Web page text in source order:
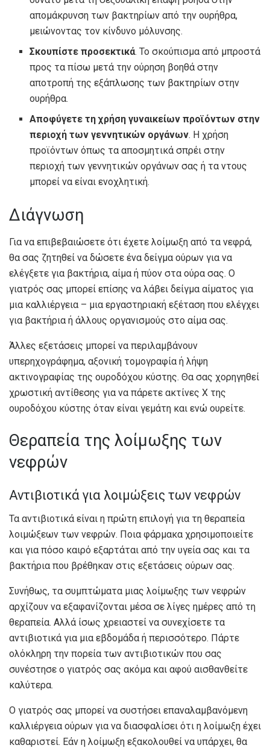
απομάκρυνση των βακτηρίων από την ουρήθρα,
μειώνοντας τον κίνδυνο μόλυνσης.
Σκουπίστε προσεκτικά. Το σκούπισμα από μπροστά
προς τα πίσω μετά την ούρηση βοηθά στην
αποτροπή της εξάπλωσης των βακτηρίων στην
ουρήθρα.
Αποφύγετε τη χρήση γυναικείων προϊόντων στην
περιοχή των γεννητικών οργάνων. Η χρήση
προϊόντων όπως τα αποσμητικά σπρέι στην
περιοχή των γεννητικών οργάνων σας ή τα ντους
μπορεί να είναι ενοχλητική.
Διάγνωση
Για να επιβεβαιώσετε ότι έχετε λοίμωξη από τα νεφρά,
θα σας ζητηθεί να δώσετε ένα δείγμα ούρων για να
ελέγξετε για βακτήρια, αίμα ή πύον στα ούρα σας. Ο
γιατρός σας μπορεί επίσης να λάβει δείγμα αίματος για
μια καλλιέργεια – μια εργαστηριακή εξέταση που ελέγχει
για βακτήρια ή άλλους οργανισμούς στο αίμα σας.
Άλλες εξετάσεις μπορεί να περιλαμβάνουν
υπερηχογράφημα, αξονική τομογραφία ή λήψη
ακτινογραφίας της ουροδόχου κύστης. Θα σας χορηγηθεί
χρωστική αντίθεσης για να πάρετε ακτίνες Χ της
ουροδόχου κύστης όταν είναι γεμάτη και ενώ ουρείτε.
Θεραπεία της λοίμωξης των
νεφρών
Αντιβιοτικά για λοιμώξεις των νεφρών
Τα αντιβιοτικά είναι η πρώτη επιλογή για τη θεραπεία
λοιμώξεων των νεφρών. Ποια φάρμακα χρησιμοποιείτε
και για πόσο καιρό εξαρτάται από την υγεία σας και τα
βακτήρια που βρέθηκαν στις εξετάσεις ούρων σας.
Συνήθως, τα συμπτώματα μιας λοίμωξης των νεφρών
αρχίζουν να εξαφανίζονται μέσα σε λίγες ημέρες από τη
θεραπεία. Αλλά ίσως χρειαστεί να συνεχίσετε τα
αντιβιοτικά για μια εβδομάδα ή περισσότερο. Πάρτε
ολόκληρη την πορεία των αντιβιοτικών που σας
συνέστησε ο γιατρός σας ακόμα και αφού αισθανθείτε
καλύτερα.
Ο γιατρός σας μπορεί να συστήσει επαναλαμβανόμενη
καλλιέργεια ούρων για να διασφαλίσει ότι η λοίμωξη έχει
καθαριστεί. Εάν η λοίμωξη εξακολουθεί να υπάρχει, θα